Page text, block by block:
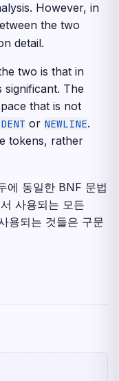
However, in
the two
detail.
two is that in
The
that is not
or NEWLINE.
tokens, rather
에 동일한 BNF 문법
사용되는 모든
용되는 것들은 구문